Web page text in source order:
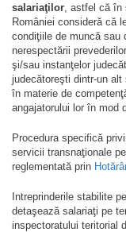
salariaţilor , astfel că
României consideră că
condiţiile de muncă sau
nerespectării
şi/sau instanţelor
judecătoreşti dintr-un
în materie de
angajatorului lor în mod
Procedura specifică
servicii transnaţionale
reglementată prin
Intreprinderile stabilite
detaşează salariaţi pe
inspectoratului teritorial